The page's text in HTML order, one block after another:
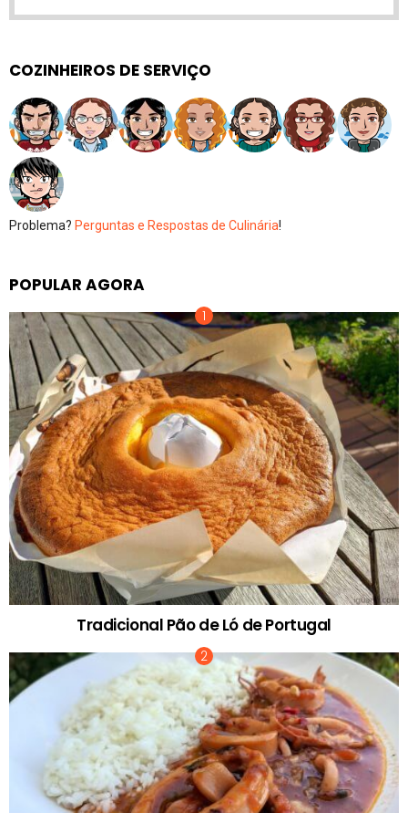
COZINHEIROS DE SERVIÇO
Problema? Perguntas e Respostas de Culinária!
POPULAR AGORA
Tradicional Pão de Ló de Portugal